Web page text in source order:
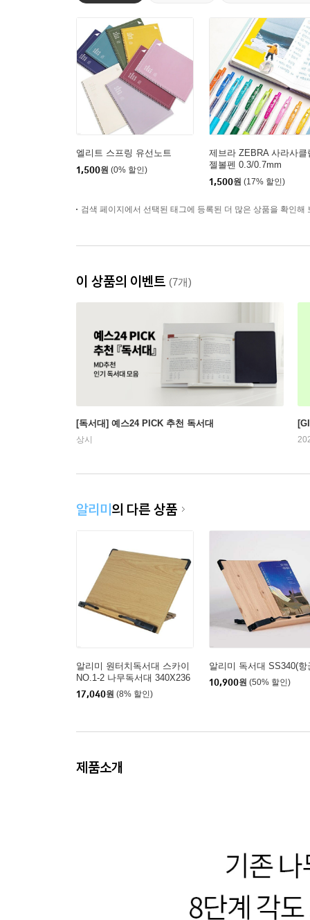
엘리트 스프링 유선노트
1,500원 (0% 할인)
제브라 ZEBRA 사라사클
젤볼펜 0.3/0.7mm
1,500원 (17% 할인)
검색 페이지에서 선택된 태그에 등록된 더 많은 상품을 확인해
이 상품의 이벤트 (7개)
[독서대] 예스24 PICK 추천 독서대
상시
알리미의 다른 상품
알리미 원터치독서대 스카이
NO.1-2 나무독서대 340X236
독서대
17,040원 (8% 할인)
알리미 독서대 SS340(항
10,900원 (50% 할인)
제품소개